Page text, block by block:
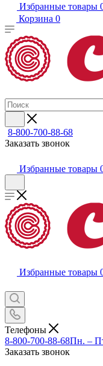
Избранные товары
Корзина 0
8-800-700-88-68
Заказать звонок
Избранные товары
Избранные товары
Телефоны
8-800-700-88-68Пн. –
Заказать звонок